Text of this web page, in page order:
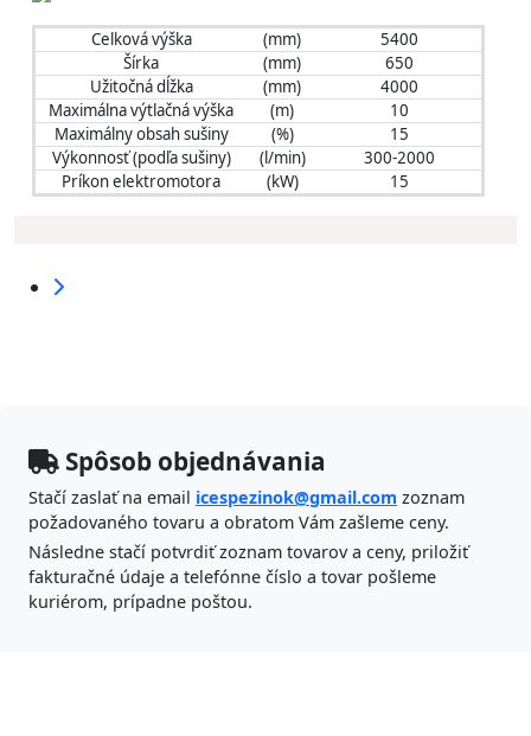
Celková výška (mm)
5400
Šírka
(mm)
650
Užitočná dĺžka
(mm)
4000
Maximálna výtlačná výška
(m)
10
Maximálny obsah sušiny
(%)
15
Výkonnosť (podľa sušiny)
(l/min)
300-2000
Príkon elektromotora
(kW) 15
Spôsob objednávania
Stačí zaslať na email icespezinok@gmail.com zoznam
požadovaného tovaru a obratom Vám zašleme ceny.
Následne stačí potvrdiť zoznam tovarov a ceny, priložiť
fakturačné údaje a telefónne číslo a tovar pošleme
kuriérom, prípadne poštou.